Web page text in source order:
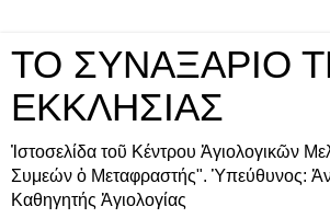
ΤΟ ΣΥΝΑΞΑΡΙΟ
ΕΚΚΛΗΣΙΑΣ
Ἰστοσελίδα τοῦ Κέντρου Ἁγιολογικῶν
Συμεών ὁ Μεταφραστής". Ὑπεύθυνος:
Καθηγητής Ἁγιολογίας